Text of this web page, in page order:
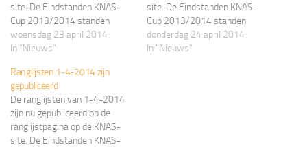
site. De Eindstanden KNAS-
Cup 2013/2014 standen
staan op de KNAS-Cup pagina .
KNAS Ranglijsten
woensdag 23 april 2014
In "Nieuws"
site. De Eindstanden KNAS-
Cup 2013/2014 standen
staan op de KNAS-Cup pagina .
KNAS Ranglijsten
donderdag 24 april 2014
In "Nieuws"
Ranglijsten 1-4-2014 zijn
gepubliceerd
De ranglijsten van 1-4-2014
zijn nu gepubliceerd op de
ranglijstpagina op de KNAS-
site. De Eindstanden KNAS-